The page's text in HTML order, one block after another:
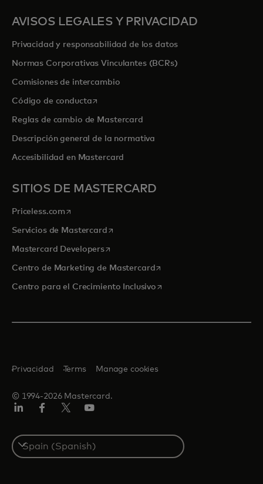
AVISOS LEGALES Y PRIVACIDAD
Privacidad y responsabilidad de los datos
Normas Corporativas Vinculantes (BCRs)
Comisiones de intercambio
Código de conductase abre en una pestaña nueva
Reglas de cambio de Mastercard
Descripción general de la normativa
Accesibilidad en Mastercard
SITIOS DE MASTERCARD
Priceless.com se abre en una pestaña nueva
Servicios de Mastercardse abre en una pestaña nueva
Mastercard Developersse abre en una pestaña nueva
Centro de Marketing de Mastercardse abre en una pestaña
Centro para el Crecimiento Inclusivose abre en una pestaña
© 1994-2026 Mastercard.
Privacidad Terms Manage cookies
Select
a
country